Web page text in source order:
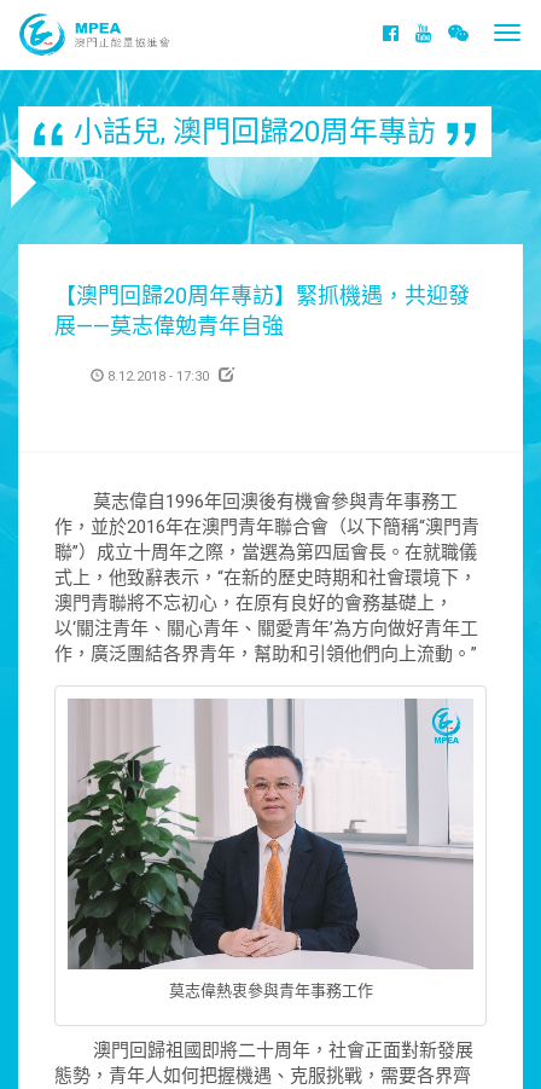
小話兒, 澳門回歸20周年專訪
【澳門回歸20周年專訪】緊抓機遇，共迎發
展——莫志偉勉青年自強
8.12.2018 - 17:30
莫志偉自1996年回澳後有機會參與青年事務工
作，並於2016年在澳門青年聯合會（以下簡稱“澳門青
聯”）成立十周年之際，當選為第四屆會長。在就職儀
式上，他致辭表示，“在新的歷史時期和社會環境下，
澳門青聯將不忘初心，在原有良好的會務基礎上，
以‘關注青年、關心青年、關愛青年’為方向做好青年工
作，廣泛團結各界青年，幫助和引領他們向上流動。”
莫志偉熱衷參與青年事務工作
澳門回歸祖國即將二十周年，社會正面對新發展
態勢，青年人如何把握機遇、克服挑戰，需要各界齊